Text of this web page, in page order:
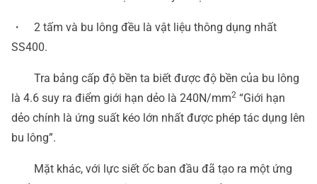
・ 2 tấm và bu lông đều là vật liệu thông dụng nhất
SS400.
Tra bảng cấp độ bền ta biết được độ bền của bu lông
là 4.6 suy ra điểm giới hạn dẻo là 240N/mm2 “Giới hạn
dẻo chính là ứng suất kéo lớn nhất được phép tác dụng lên
bu lông”.
Mặt khác, với lực siết ốc ban đầu đã tạo ra một ứng